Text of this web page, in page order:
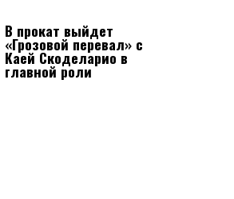
В прокат выйдет
«Грозовой перевал» с
Каей Скоделарио в
главной роли